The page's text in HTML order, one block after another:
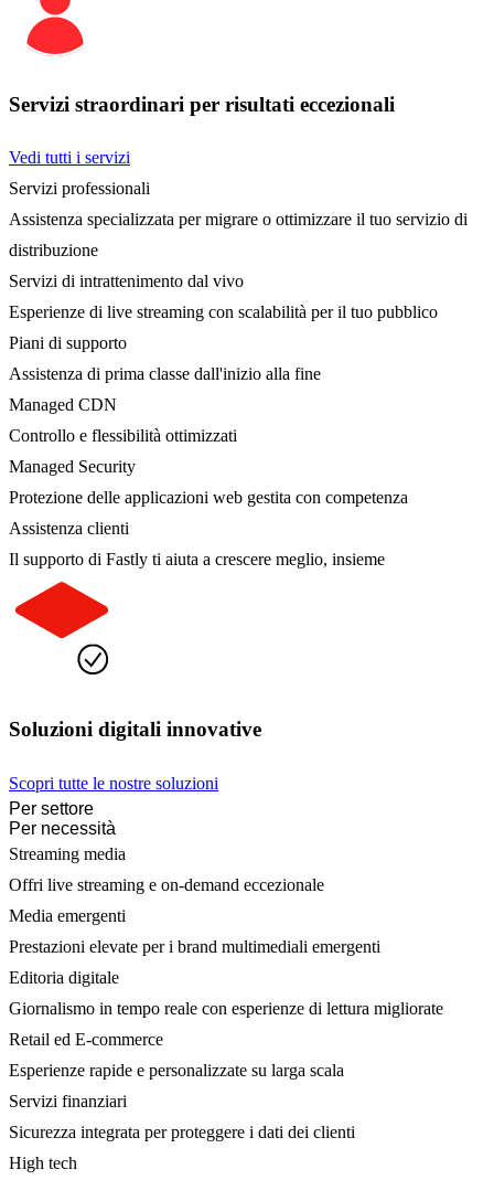
Servizi straordinari per risultati eccezionali
Vedi tutti i servizi
Servizi professionali
Assistenza specializzata per migrare o ottimizzare il tuo servizio di
distribuzione
Servizi di intrattenimento dal vivo
Esperienze di live streaming con scalabilità per il tuo pubblico
Piani di supporto
Assistenza di prima classe dall'inizio alla fine
Managed CDN
Controllo e flessibilità ottimizzati
Managed Security
Protezione delle applicazioni web gestita con competenza
Assistenza clienti
Il supporto di Fastly ti aiuta a crescere meglio, insieme
Soluzioni digitali innovative
Scopri tutte le nostre soluzioni
Per settore
Per necessità
Streaming media
Offri live streaming e on-demand eccezionale
Media emergenti
Prestazioni elevate per i brand multimediali emergenti
Editoria digitale
Giornalismo in tempo reale con esperienze di lettura migliorate
Retail ed E-commerce
Esperienze rapide e personalizzate su larga scala
Servizi finanziari
Sicurezza integrata per proteggere i dati dei clienti
High tech